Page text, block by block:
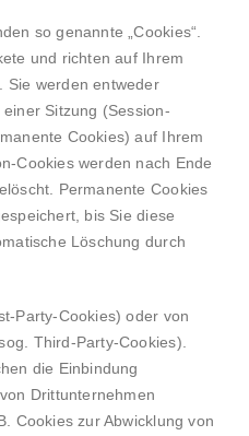
so genannte „Cookies“.
und richten auf Ihrem
Sie werden entweder
Sitzung (Session-
Cookies) auf Ihrem
Cookies werden nach Ende
Permanente Cookies
bis Sie diese
Löschung durch
Party-Cookies) oder von
Third-Party-Cookies).
die Einbindung
Drittunternehmen
Cookies zur Abwicklung von